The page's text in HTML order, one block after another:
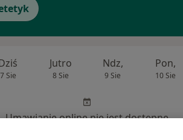
7 Sie
Jutro
8 Sie
Ndz,
9 Sie
Pon,
10 Sie
Umawianie online nie jest dostępne